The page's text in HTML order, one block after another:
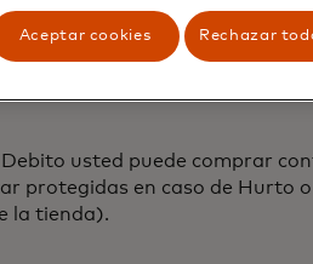
puede variar según el
usted puede comprar
protegidas en caso de Hurto
la tienda).
Aceptar cookies Rechazar